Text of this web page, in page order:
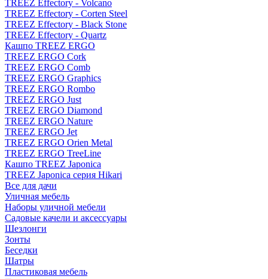
TREEZ Effectory - Volcano
TREEZ Effectory - Corten Steel
TREEZ Effectory - Black Stone
TREEZ Effectory - Quartz
Кашпо TREEZ ERGO
TREEZ ERGO Cork
TREEZ ERGO Comb
TREEZ ERGO Graphics
TREEZ ERGO Rombo
TREEZ ERGO Just
TREEZ ERGO Diamond
TREEZ ERGO Nature
TREEZ ERGO Jet
TREEZ ERGO Orien Metal
TREEZ ERGO TreeLine
Кашпо TREEZ Japonica
TREEZ Japonica серия Hikari
Все для дачи
Уличная мебель
Наборы уличной мебели
Садовые качели и аксессуары
Шезлонги
Зонты
Беседки
Шатры
Пластиковая мебель